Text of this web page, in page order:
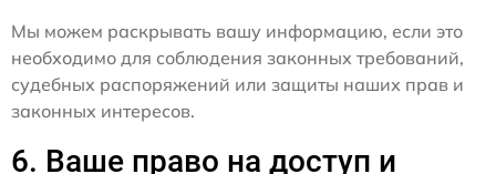
Мы можем раскрывать вашу информацию, если это
необходимо для соблюдения законных требований,
судебных распоряжений или защиты наших прав и
законных интересов.
6. Ваше право на доступ и